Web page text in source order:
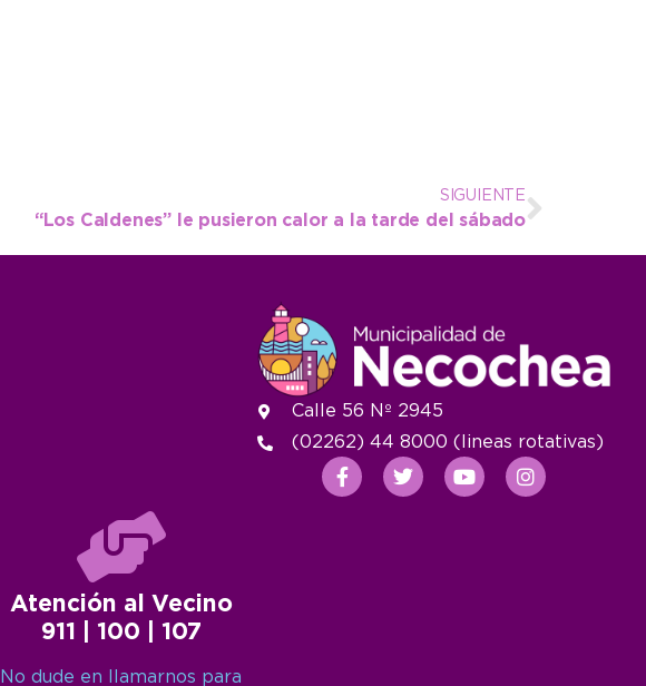
SIGUIENTE
“Los Caldenes” le pusieron calor a la tarde del sábado
Atención al Vecino
911 | 100 | 107
No dude en llamarnos para
Calle 56 Nº 2945
(02262) 44 8000 (lineas rotativas)